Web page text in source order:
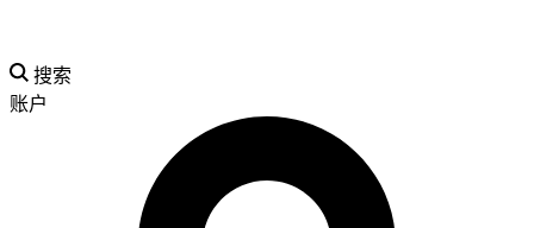
搜索
账户